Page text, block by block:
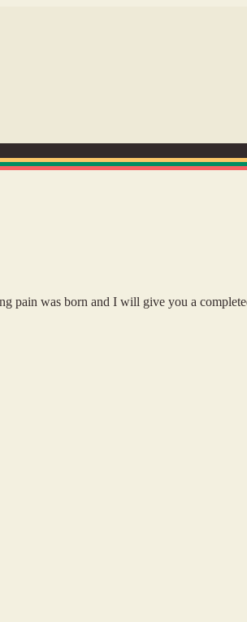
pain was born and I will give you a